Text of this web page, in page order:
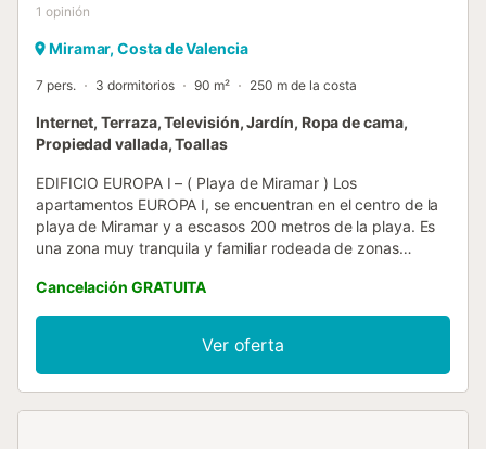
1 opinión
Miramar, Costa de Valencia
7 pers. 3 dormitorios 90 m² 250 m de la costa
Internet, Terraza, Televisión, Jardín, Ropa de cama,
Propiedad vallada, Toallas
EDIFICIO EUROPA I – ( Playa de Miramar ) Los
apartamentos EUROPA I, se encuentran en el centro de la
playa de Miramar y a escasos 200 metros de la playa. Es
una zona muy tranquila y familiar rodeada de zonas
pasar unas agradables vacaciones. * Capacidad para 7
personas. * Edificio con piscina grande y piscina infantil. *
Internet WI-FI privado para cada apartamento CONSTA
DE: de 3 dormitorios con dos camas cada uno, salón con
sofá cama, cocina independiente totalmente equipada,1
Cancelación GRATUITA
Ver oferta